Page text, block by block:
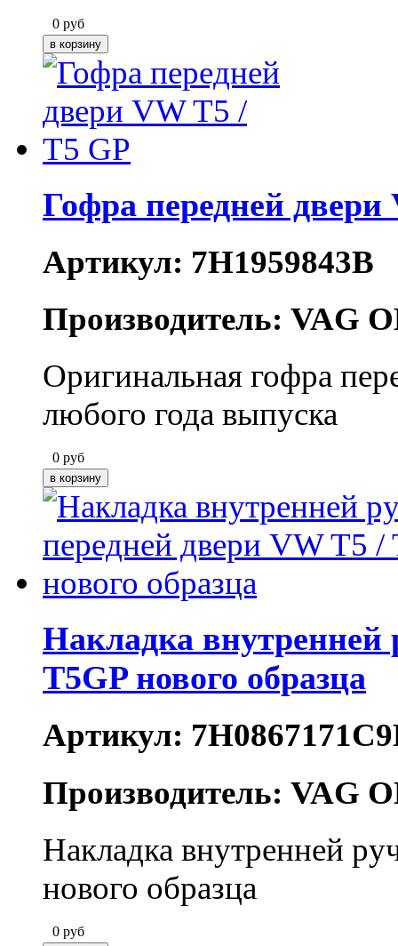
0 руб
Гофра передней
Артикул: 7H1959843B
Производитель: VAG
Оригинальная гофра
любого года выпуска
0 руб
Накладка внутренней
T5GP нового образца
Артикул:
Производитель: VAG
Накладка внутренней
нового образца
0 руб